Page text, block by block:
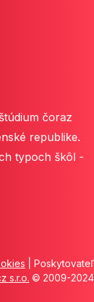
čoraz
republike.
typoch škôl -
| Poskytovateľ
s.r.o. © 2009-2024